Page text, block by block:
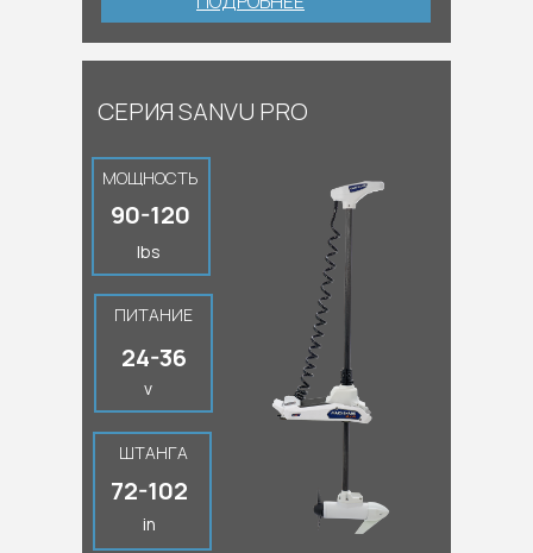
ШТАНГА
in
72-102
v
24-36
ПИТАНИЕ
90-120
lbs
МОЩНОСТЬ
СЕРИЯ SANVU PRO